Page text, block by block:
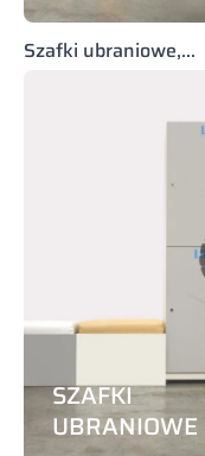
Szafki ubraniowe,
SZAFKI
UBRANIOWE